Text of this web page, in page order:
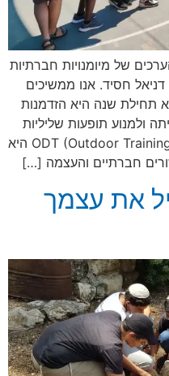
של מיומנויות חברתיות
חסיד. אנו ממשיכים
תחילת שנה היא הזדמנות
ולמנוע תופעות שליליות
כמו חרמות ונידוי חברתי. פעילות ODT (Outdoor Training) היא
חברתיים והעצמה […]
את עצמך